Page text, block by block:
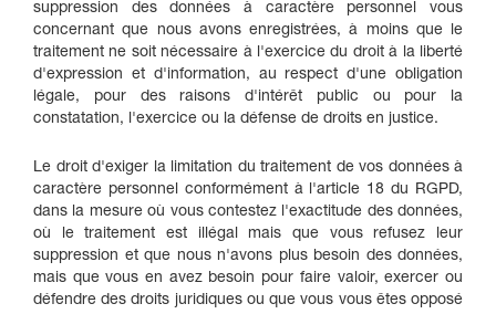
suppression des données à caractère personnel vous
concernant que nous avons enregistrées, à moins que le
traitement ne soit nécessaire à l'exercice du droit à la liberté
d'expression et d'information, au respect d'une obligation
légale, pour des raisons d'intérêt public ou pour la
constatation, l'exercice ou la défense de droits en justice.
Le droit d'exiger la limitation du traitement de vos données à
caractère personnel conformément à l'article 18 du RGPD,
dans la mesure où vous contestez l'exactitude des données,
où le traitement est illégal mais que vous refusez leur
suppression et que nous n'avons plus besoin des données,
mais que vous en avez besoin pour faire valoir, exercer ou
défendre des droits juridiques ou que vous vous êtes opposé